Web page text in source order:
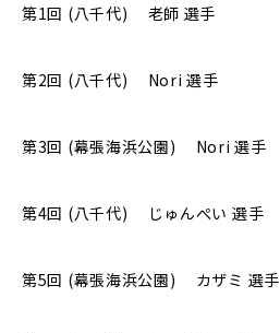
第1回 (八千代) 老師 選手
第2回 (八千代) Nori 選手
第3回 (幕張海浜公園) Nori 選手
第4回 (八千代) じゅんぺい 選手
第5回 (幕張海浜公園) カザミ 選手